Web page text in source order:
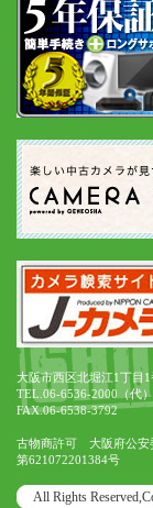
大阪市西区北堀江1丁目
TEL.06-6536-2000（代）
FAX.06-6538-3792
古物商許可 大阪府公安
第621072201384号
All Rights